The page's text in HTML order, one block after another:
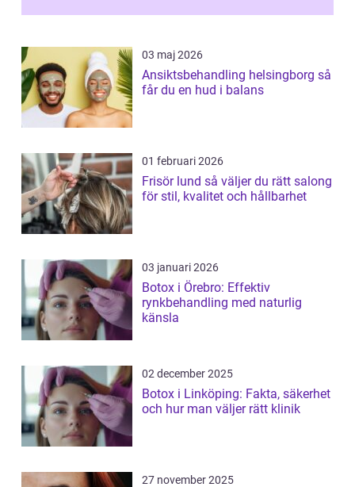
03 maj 2026
Ansiktsbehandling helsingborg så
får du en hud i balans
01 februari 2026
Frisör lund så väljer du rätt salong
för stil, kvalitet och hållbarhet
03 januari 2026
Botox i Örebro: Effektiv
rynkbehandling med naturlig
känsla
02 december 2025
Botox i Linköping: Fakta, säkerhet
och hur man väljer rätt klinik
27 november 2025